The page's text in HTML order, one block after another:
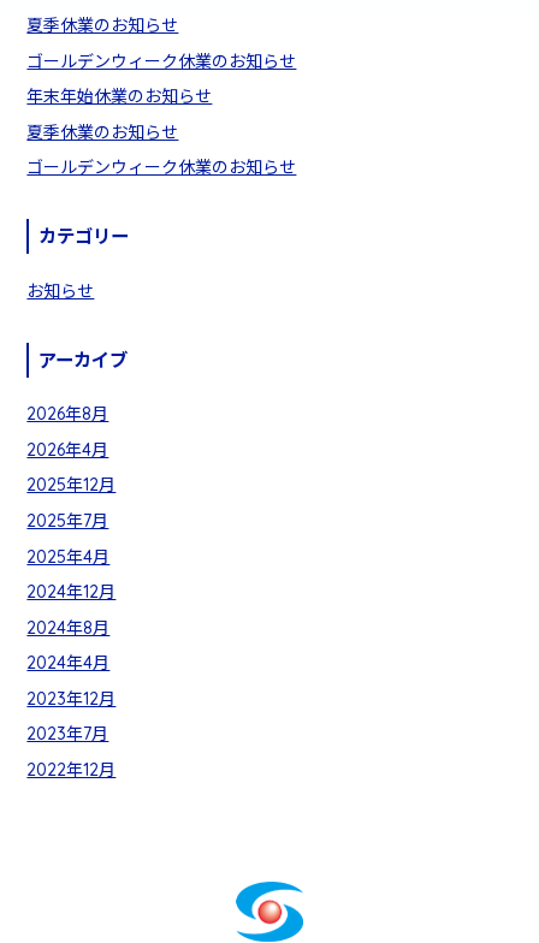
夏季休業のお知らせ
ゴールデンウィーク休業のお知らせ
年末年始休業のお知らせ
夏季休業のお知らせ
ゴールデンウィーク休業のお知らせ
カテゴリー
お知らせ
アーカイブ
2026年8月
2026年4月
2025年12月
2025年7月
2025年4月
2024年12月
2024年8月
2024年4月
2023年12月
2023年7月
2022年12月